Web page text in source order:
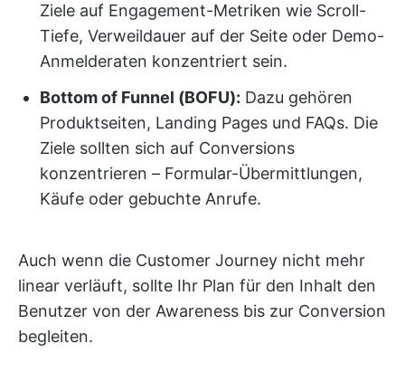
Ziele auf Engagement-Metriken wie Scroll-
Tiefe, Verweildauer auf der Seite oder Demo-
Anmelderaten konzentriert sein.
Bottom of Funnel (BOFU): Dazu gehören
Produktseiten, Landing Pages und FAQs. Die
Ziele sollten sich auf Conversions
konzentrieren – Formular-Übermittlungen,
Käufe oder gebuchte Anrufe.
Auch wenn die Customer Journey nicht mehr
linear verläuft, sollte Ihr Plan für den Inhalt den
Benutzer von der Awareness bis zur Conversion
begleiten.